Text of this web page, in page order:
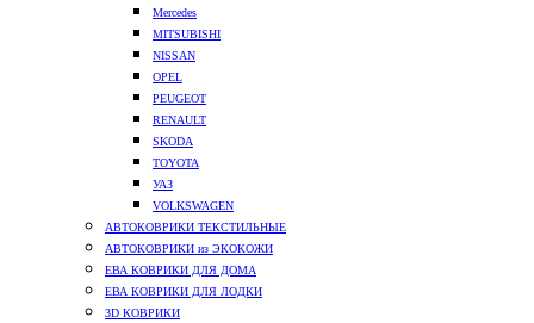
Mercedes
MITSUBISHI
NISSAN
OPEL
PEUGEOT
RENAULT
SKODA
TOYOTA
УАЗ
VOLKSWAGEN
АВТОКОВРИКИ ТЕКСТИЛЬНЫЕ
АВТОКОВРИКИ из ЭКОКОЖИ
ЕВА КОВРИКИ ДЛЯ ДОМА
ЕВА КОВРИКИ ДЛЯ ЛОДКИ
3D КОВРИКИ